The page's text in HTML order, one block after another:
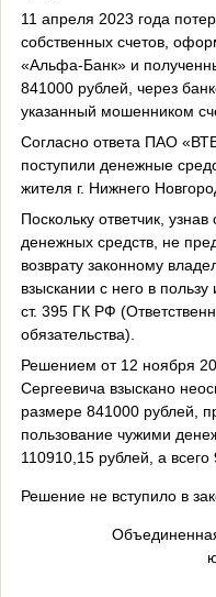
11 апреля 2023 года
собственных счетов,
«Альфа-Банк» и
841000 рублей, через
указанный мошенником
Согласно ответа ПАО
поступили денежные
жителя г. Нижнего
Поскольку ответчик,
денежных средств, не
возврату законному
взыскании с него в пользу
ст. 395 ГК РФ
обязательства).
Решением от 12 ноября
Сергеевича взыскано
размере 841000 рублей,
пользование чужими
110910,15 рублей, а всего
Решение не вступило в